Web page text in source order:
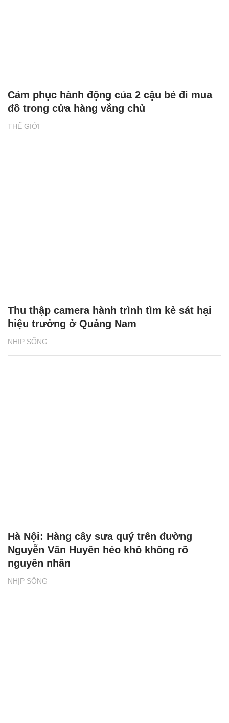
THẾ GIỚI
Cảm phục hành động của 2 cậu bé đi mua
đồ trong cửa hàng vắng chủ
NHỊP SỐNG
Thu thập camera hành trình tìm kẻ sát hại
hiệu trưởng ở Quảng Nam
NHỊP SỐNG
Hà Nội: Hàng cây sưa quý trên đường
Nguyễn Văn Huyên héo khô không rõ
nguyên nhân